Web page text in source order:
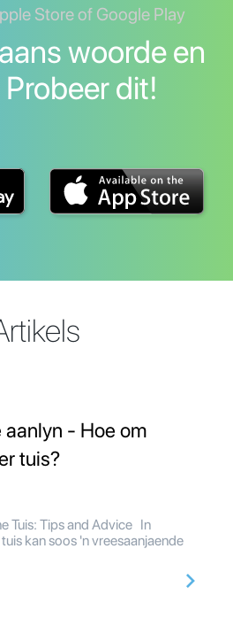
Store of Google Play
woorde en
dit!
- Hoe om
tuis?
Tuis: Tips and Advice In
kan soos 'n vreesaanjaende